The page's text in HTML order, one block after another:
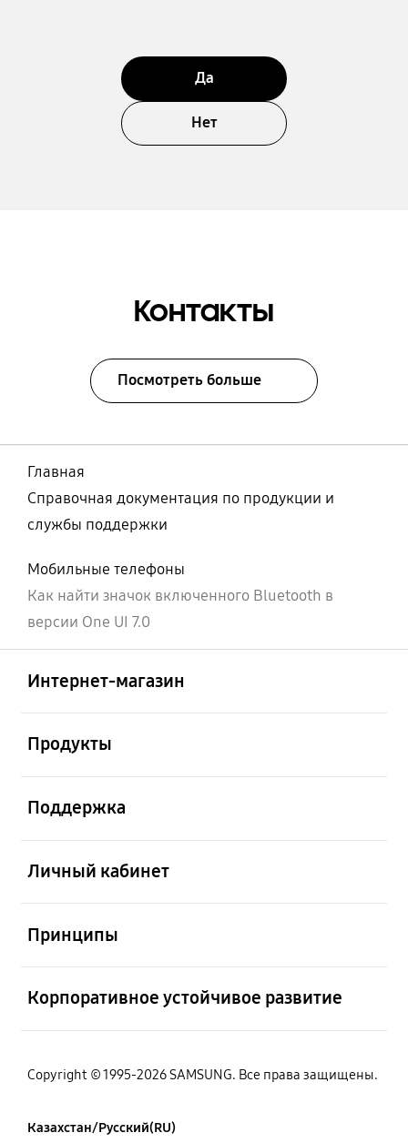
Да
Нет
Контакты
Посмотреть больше
Главная
Справочная документация по продукции и
службы поддержки
Мобильные телефоны
Как найти значок включенного Bluetooth в
версии One UI 7.0
Интернет-магазин
Продукты
Поддержка
Личный кабинет
Принципы
Корпоративное устойчивое развитие
Copyright © 1995-2026 SAMSUNG. Все права защищены.
Казахстан/Русский(RU)